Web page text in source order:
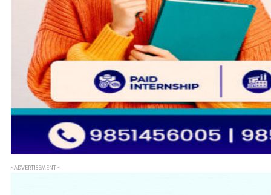
- ADVERTISEMENT -